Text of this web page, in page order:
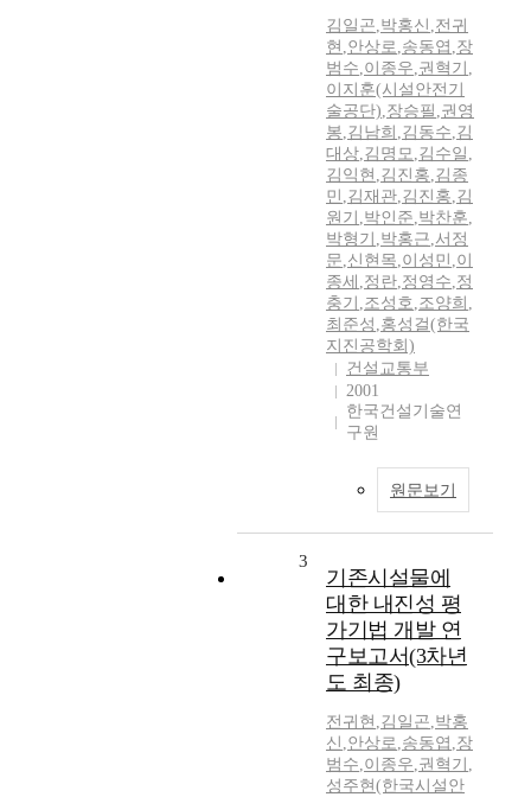
김일곤,박홍신 ,전귀
현 ,안상로,송동엽 ,장
범수,이종우,권혁기 ,
이지훈(시설안전기
술공단),장승필 ,권영
봉,김남희 ,김동수,김
대상,김명모,김수일 ,
김익현 ,김진홍,김종
민 ,김재관,김진홍,김
원기 ,박인준,박찬훈,
박형기 ,박홍근,서정
문,신현목,이성민 ,이
종세 ,정란,정영수,정
충기 ,조성호,조양희 ,
최준성 ,홍성걸(한국
지진공학회)
건설교통부
2001
한국건설기술연
구원
원문보기
3
기존시설물에
대한 내진성 평
가기법 개발 연
구보고서(3차년
도 최종)
전귀현 ,김일곤,박홍
신 ,안상로,송동엽 ,장
범수,이종우,권혁기 ,
성주현(한국시설안